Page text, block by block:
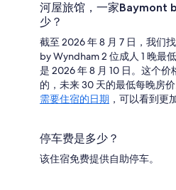
河屋旅馆，一家Baymont
少？
截至 2026 年 8 月 7 日，我们
by Wyndham 2 位成人 1 晚最
是 2026 年 8 月 10 日。这个
的，未来 30 天的最低每晚房
需要住宿的日期 ，可以看到更
停车费是多少？
该住宿免费提供自助停车。